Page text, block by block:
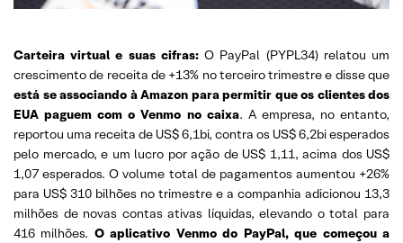
Carteira virtual e suas cifras:O PayPal (PYPL34) relatou um
crescimento de receita de +13% no terceiro trimestre e disse que
está se associando à Amazon para permitir que os clientes dos
EUA paguem com o Venmo no caixa. A empresa, no entanto,
reportou uma receita de US$ 6,1bi, contra os US$ 6,2bi esperados
pelo mercado, e um lucro por ação de US$ 1,11, acima dos US$
1,07 esperados. O volume total de pagamentos aumentou +26%
para US$ 310 bilhões no trimestre e a companhia adicionou 13,3
milhões de novas contas ativas líquidas, elevando o total para
416 milhões. O aplicativo Venmo do PayPal, que começou a